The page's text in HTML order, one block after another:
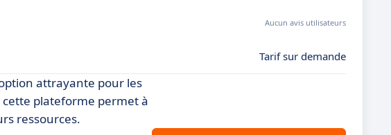
Aucun avis utilisateurs
Tarif sur demande
attrayante pour les
plateforme permet à
ressources.